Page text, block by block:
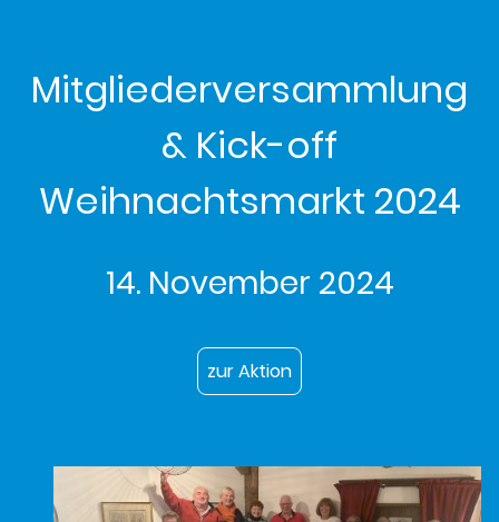
Mitgliederversammlung
& Kick-off
Weihnachtsmarkt 2024
14. November 2024
zur Aktion